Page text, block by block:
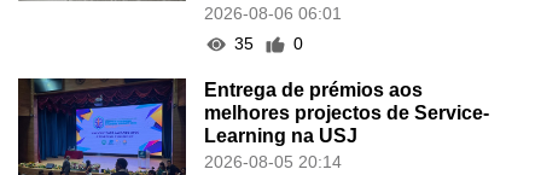
2026-08-06 06:01
35
0
Entrega de prémios aos
melhores projectos de Service-
Learning na USJ
2026-08-05 20:14